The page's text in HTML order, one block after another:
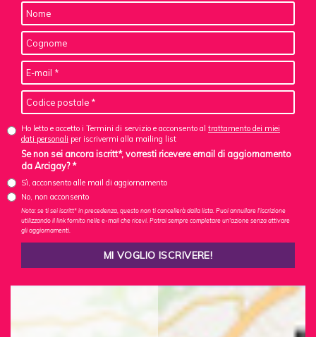
Ho letto e accetto i Termini di servizio e acconsento al trattamento dei miei
dati personali per iscrivermi alla mailing list
Se non sei ancora iscritt*, vorresti ricevere email di aggiornamento
da Arcigay? *
Sì, acconsento alle mail di aggiornamento
No, non acconsento
Nota: se ti sei iscritt* in precedenza, questo non ti cancellerà dalla lista. Puoi annullare l'iscrizione
utilizzando il link fornito nelle e-mail che ricevi. Potrai sempre completare un'azione senza attivare
gli aggiornamenti.